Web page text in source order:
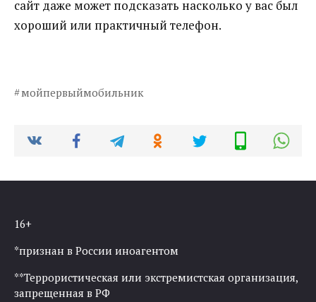
сайт даже может подсказать насколько у вас был
хороший или практичный телефон.
мойпервыймобильник
16+
*признан в России иноагентом
**Террористическая или экстремистская организация,
запрещенная в РФ